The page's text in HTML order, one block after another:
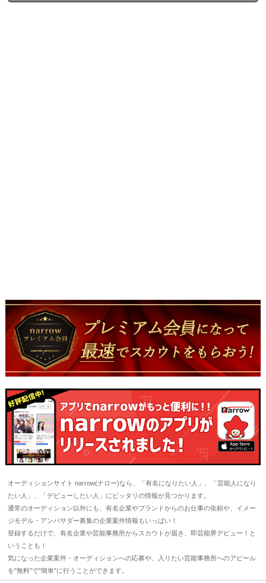
オーディションサイト narrow(ナロー)なら、「有名になりたい人」、「芸能人になり
たい人」、「デビューしたい人」にピッタリの情報が見つかります。
通常のオーディション以外にも、有名企業やブランドからのお仕事の依頼や、イメー
ジモデル・アンバサダー募集の企業案件情報もいっぱい！
登録するだけで、有名企業や芸能事務所からスカウトが届き、即芸能界デビュー！と
いうことも！
気になった企業案件・オーディションへの応募や、入りたい芸能事務所へのアピール
を"無料"で"簡単"に行うことができます。